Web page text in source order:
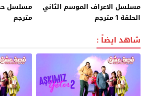
مسلسل الاعراف الموسم الثاني
الحلقة 1 مترجم
مترجم
شاهد ايضاً :